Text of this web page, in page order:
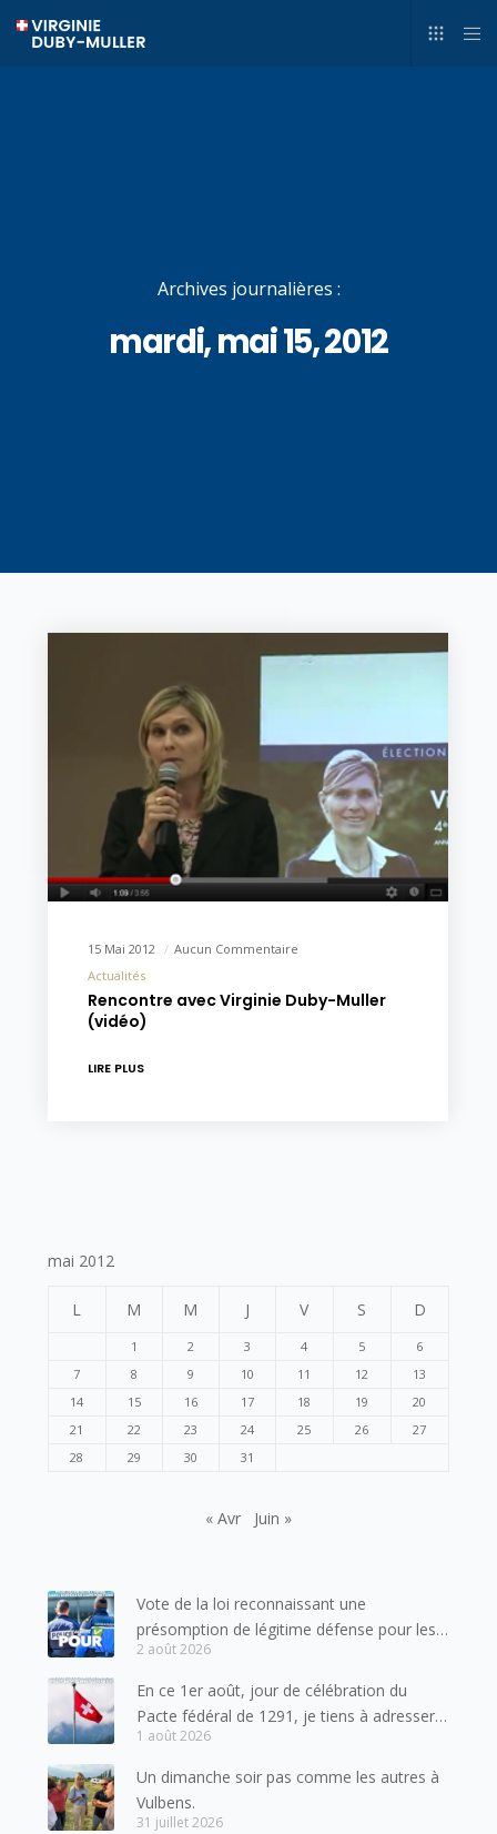
Archives journalières :
mardi, mai 15, 2012
15 Mai 2012
Aucun Commentaire
Actualités
Rencontre avec Virginie Duby-Muller
(vidéo)
LIRE PLUS
mai 2012
L M M J V S D
1 2 3 4 5
6
7
8 9 10 11 12
13
14
15 16 17 18 19
20
21
22 23 24 25 26
27
28
29 30 31
« Avr Juin »
Vote de la loi reconnaissant une
présomption de légitime défense pour les
forces de l’ordre
2 août 2026
En ce 1er août, jour de célébration du
Pacte fédéral de 1291, je tiens à adresser
mes meilleures salutations à nos voisins et
amis suisses, et plus particulièrement aux
habitants du bassin genevois et de l’arc
lémanique, avec lesquels la Haute-Savoie
1 août 2026
Un dimanche soir pas comme les autres à
Vulbens.
31 juillet 2026